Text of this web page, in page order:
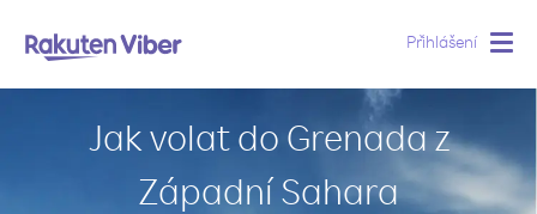
Přihlášení
Jak volat do Grenada z
Západní Sahara